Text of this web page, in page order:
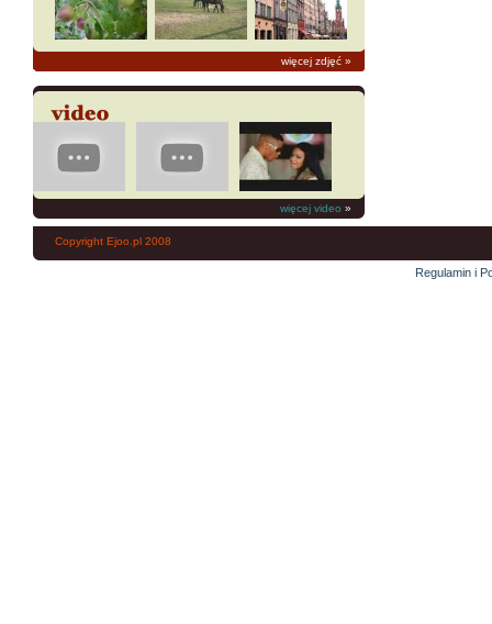
więcej zdjęć »
więcej video »
Copyright Ejoo.pl 2008
Regulamin i